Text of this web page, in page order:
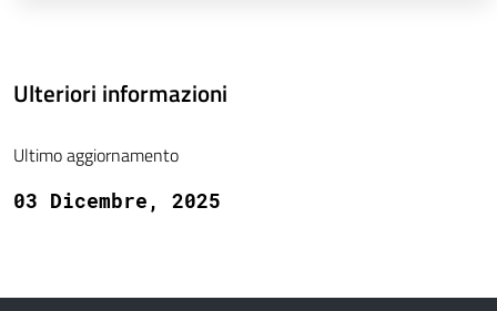
Ulteriori informazioni
Ultimo aggiornamento
03 Dicembre, 2025